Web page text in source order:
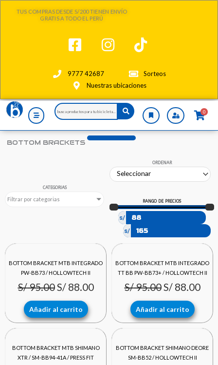
TUS COMPRAS DESDE S/200 TIENEN ENVÍO
GRATIS A TODO EL PERÚ
9777 42687
Sorteos
Nuestras ubicaciones
Search
...
0
BOTTOM BRACKETS
CATEGORIAS
Filtrar por categorias
ORDENAR
RANGO DE PRECIOS
s/
s/
BOTTOM BRACKET MTB INTEGRADO
PW-BB73 / HOLLOWTECH II
S/95.00
precio
original
era:
S/ 95.00.
S/88.00
precio
actual
S/ 88.00.
Añadir al carrito
BOTTOM BRACKET MTB INTEGRADO
TT BB PW-BB73+ / HOLLOWTECH II
S/95.00
precio
original
era:
S/ 95.00.
S/88.00
S/
Añadir al carrito
BOTTOM BRACKET MTB SHIMANO
XTR / SM-BB94-41A / PRESS FIT
precio
El
BOTTOM BRACKET SHIMANO DEORE
SM-BB52 / HOLLOWTECH II
precio
El